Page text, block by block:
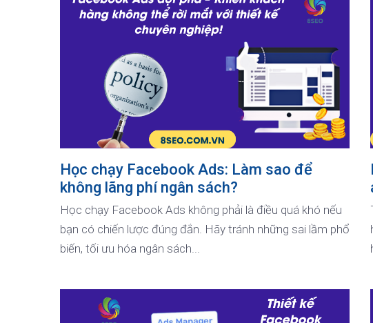
Học chạy Facebook Ads: Làm sao để
không lãng phí ngân sách?
Học chạy Facebook Ads không phải là điều quá khó nếu
bạn có chiến lược đúng đắn. Hãy tránh những sai lầm phổ
biến, tối ưu hóa ngân sách...